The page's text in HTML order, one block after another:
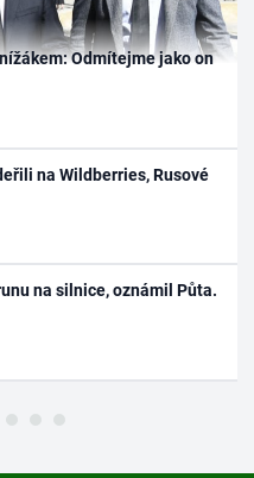
Odmítejme jako on
na Wildberries, Rusové
na silnice, oznámil Půta.